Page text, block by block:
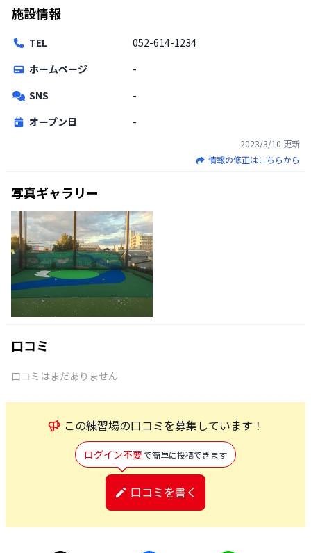
施設情報
TEL
052-614-1234
ホームページ
-
SNS
-
オープン日
-
2023/3/10 更新
情報の修正はこちらから
写真ギャラリー
口コミ
口コミはまだありません
この練習場の口コミを募集しています！
ログイン不要で簡単に投稿できます
口コミを書く